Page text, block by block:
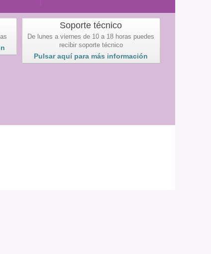
Soporte técnico
De lunes a viernes de 10 a 18 horas puedes
recibir soporte técnico
Pulsar aquí para más información